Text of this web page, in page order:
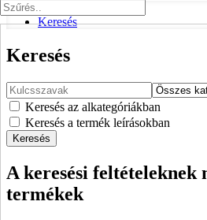
home
Keresés
Keresés
Keresés az alkategóriákban
Keresés a termék leírásokban
Keresés
A keresési feltételeknek
termékek